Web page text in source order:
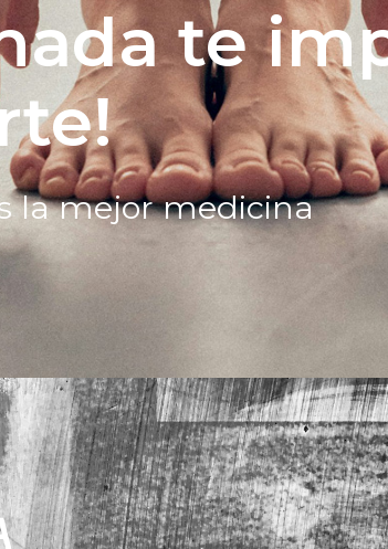
te
la mejor medicina